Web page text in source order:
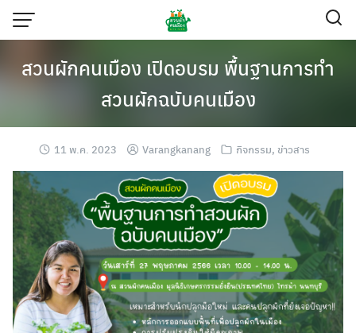
Skip
สวนผักคนเมือง เปิดอบรม พื้นฐานการทำ
สวนผักฉบับคนเมือง
11 พ.ค. 2023 Varangkanang กิจกรรม, ข่าวสาร